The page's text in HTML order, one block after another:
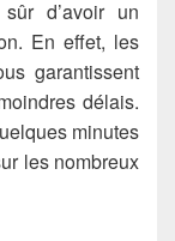
d’avoir un
En effet, les
garantissent
délais.
minutes
les nombreux